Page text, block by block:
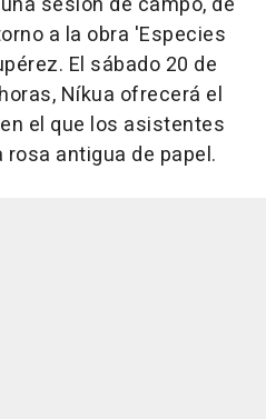
a la obra 'Especies
El sábado 20 de
Níkua ofrecerá el
el que los asistentes
antigua de papel.